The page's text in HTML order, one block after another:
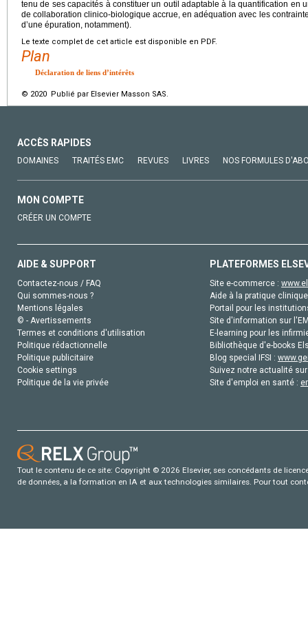
tenu de ses capacités à constituer un outil adaptable à la quantification en
de collaboration clinico-biologique accrue, en adéquation avec les
d’une épuration, notamment).
Le texte complet de cet article est disponible en PDF.
Plan
Déclaration de liens d’intérêts
© 2020 Publié par Elsevier Masson SAS.
ACCÈS RAPIDES
DOMAINES TRAITÉS EMC REVUES LIVRES NOS FORMULES
MON COMPTE
CRÉER UN COMPTE
AIDE & SUPPORT
Contactez-nous / FAQ
Qui sommes-nous ?
Mentions légales
© - Avertissements
Termes et conditions d'utilisation
Politique rédactionnelle
Politique publicitaire
Cookie settings
Politique de la vie privée
PLATEFORMES
Site e-commerce :
Aide à la pratique
Portail pour les
Site d'information sur
E-learning pour les
Bibliothèque d'e-books
Blog special IFSI :
Suivez notre actualité
Site d'emploi en santé :
Tout le contenu de ce site: Copyright © 2026 Elsevier, ses concédants de
de données, a la formation en IA et aux technologies similaires. Pour tout